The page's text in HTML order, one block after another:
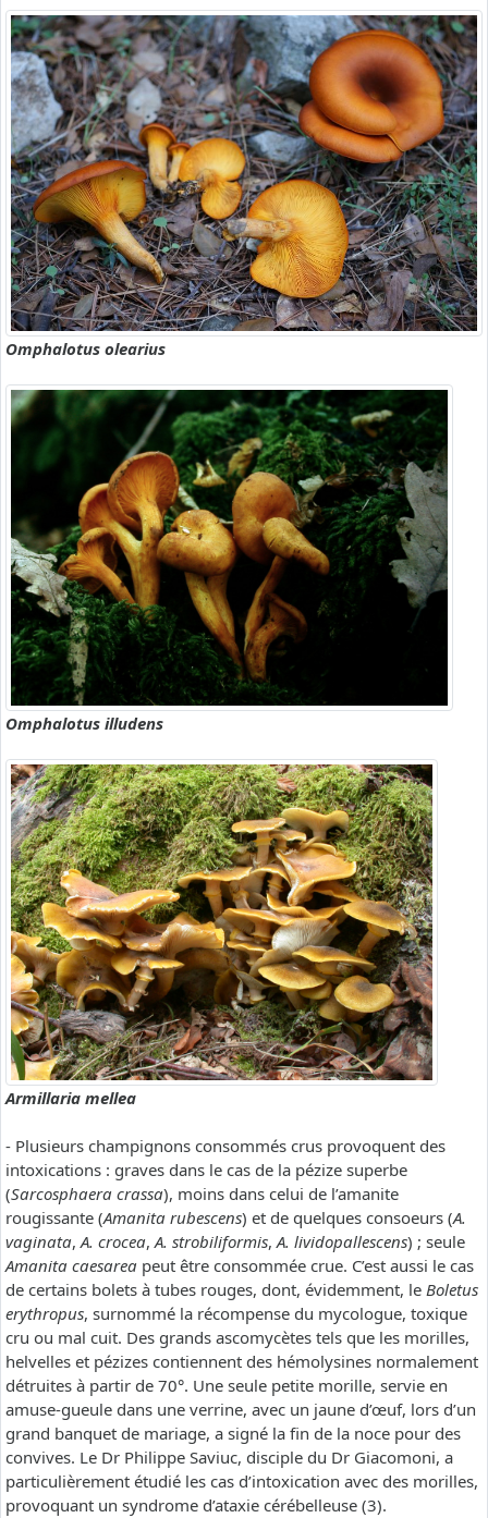
Omphalotus olearius
Omphalotus illudens
Armillaria mellea
- Plusieurs champignons consommés crus provoquent des
intoxications : graves dans le cas de la pézize superbe
(Sarcosphaera crassa), moins dans celui de l’amanite
rougissante (Amanita rubescens) et de quelques consoeurs (A.
vaginata,A. crocea, A. strobiliformis,A. lividopallescens) ; seule
Amanita caesarea peut être consommée crue. C’est aussi le cas
de certains bolets à tubes rouges, dont, évidemment, le Boletus
erythropus, surnommé la récompense du mycologue, toxique
cru ou mal cuit. Des grands ascomycètes tels que les morilles,
helvelles et pézizes contiennent des hémolysines normalement
détruites à partir de 70°. Une seule petite morille, servie en
amuse-gueule dans une verrine, avec un jaune d’œuf, lors d’un
grand banquet de mariage, a signé la fin de la noce pour des
convives. Le Dr Philippe Saviuc, disciple du Dr Giacomoni, a
particulièrement étudié les cas d’intoxication avec des morilles,
provoquant un syndrome d’ataxie cérébelleuse (3).